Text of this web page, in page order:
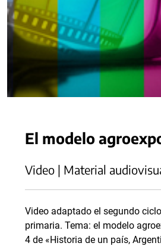
El modelo
Video | Material
Video adaptado el segundo
primaria. Tema: el modelo
4 de «Historia de un país,